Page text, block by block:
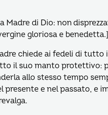
di Dio: non
gloriosa e benedetta.]
chiede ai fedeli di tutto
il suo manto protettivo:
allo stesso tempo
presente e nel passato, e